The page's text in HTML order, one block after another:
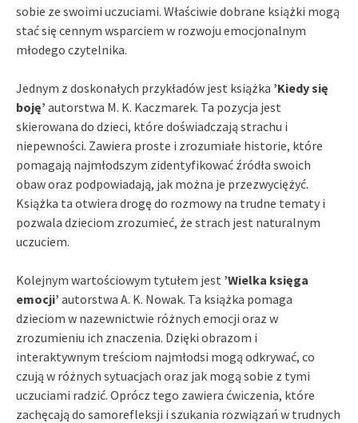
sobie ze swoimi uczuciami. Właściwie dobrane książki mogą
stać się cennym wsparciem w rozwoju emocjonalnym
młodego czytelnika.
Jednym z doskonałych przykładów jest książka ’Kiedy się
boję’ autorstwa M. K. Kaczmarek. Ta pozycja jest
skierowana do dzieci, które doświadczają strachu i
niepewności. Zawiera proste i zrozumiałe historie, które
pomagają najmłodszym zidentyfikować źródła swoich
obaw oraz podpowiadają, jak można je przezwyciężyć.
Książka ta otwiera drogę do rozmowy na trudne tematy i
pozwala dzieciom zrozumieć, że strach jest naturalnym
uczuciem.
Kolejnym wartościowym tytułem jest ’Wielka księga
emocji’ autorstwa A. K. Nowak. Ta książka pomaga
dzieciom w nazewnictwie różnych emocji oraz w
zrozumieniu ich znaczenia. Dzięki obrazom i
interaktywnym treściom najmłodsi mogą odkrywać, co
czują w różnych sytuacjach oraz jak mogą sobie z tymi
uczuciami radzić. Oprócz tego zawiera ćwiczenia, które
zachęcają do samorefleksji i szukania rozwiązań w trudnych